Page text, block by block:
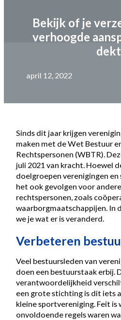
Bekijk of je
verhoogde
dekt
april 12, 2022
Sinds dit jaar krijgen
maken met de Wet Bestuur
Rechtspersonen (WBTR).
juli 2021 van kracht. Hoewel
doelgroepen verenigingen
het ook gevolgen voor
rechtspersonen, zoals
waarborgmaatschappijen. In
we je wat er is veranderd.
Verbeteren
Veel bestuursleden van
doen een bestuurstaak erbij.
verantwoordelijkheid
een grote stichting is dit iets
kleine sportvereniging. Feit
onvoldoende regels waren